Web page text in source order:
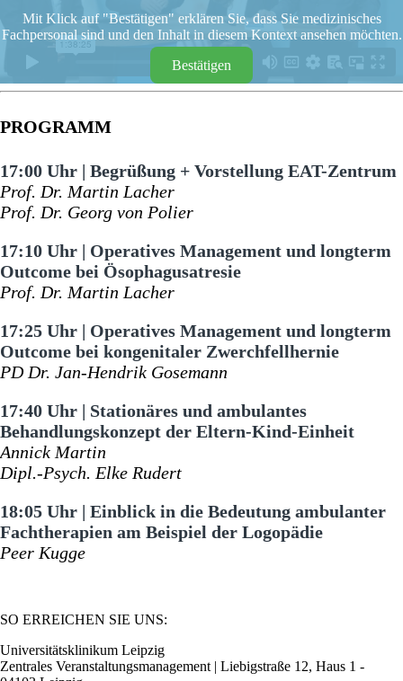
Mit Klick auf "Bestätigen" erklären Sie, dass Sie medizinisches
Fachpersonal sind und den Inhalt in diesem Kontext ansehen möchten.
Bestätigen
PROGRAMM
17:00 Uhr | Begrüßung + Vorstellung EAT-Zentrum
Prof. Dr. Martin Lacher
Prof. Dr. Georg von Polier
17:10 Uhr | Operatives Management und longterm
Outcome bei Ösophagusatresie
Prof. Dr. Martin Lacher
17:25 Uhr | Operatives Management und longterm
Outcome bei kongenitaler Zwerchfellhernie
PD Dr. Jan-Hendrik Gosemann
17:40 Uhr | Stationäres und ambulantes
Behandlungskonzept der Eltern-Kind-Einheit
Annick Martin
Dipl.-Psych. Elke Rudert
18:05 Uhr | Einblick in die Bedeutung ambulanter
Fachtherapien am Beispiel der Logopädie
Peer Kugge
SO ERREICHEN SIE UNS:
Universitätsklinikum Leipzig
Zentrales Veranstaltungsmanagement | Liebigstraße 12, Haus 1 -